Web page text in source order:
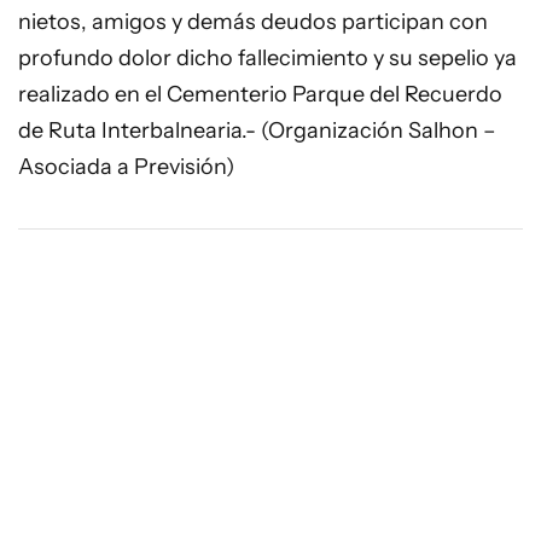
nietos, amigos y demás deudos participan con
profundo dolor dicho fallecimiento y su sepelio ya
realizado en el Cementerio Parque del Recuerdo
de Ruta Interbalnearia.- (Organización Salhon –
Asociada a Previsión)